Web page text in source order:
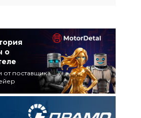
о
от поставщика